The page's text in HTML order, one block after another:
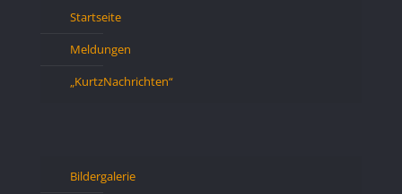
Startseite
Meldungen
„KurtzNachrichten“
Bildergalerie